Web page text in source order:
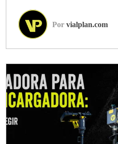
Por vialplan.com